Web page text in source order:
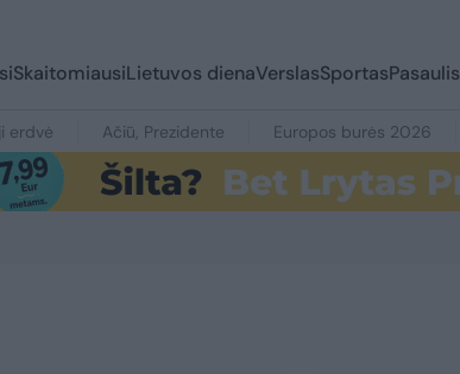
SkaitomiausiLietuvos dienaVerslasSportasPasaulis
erdvė Ačiū, Prezidente Europos burės 2026